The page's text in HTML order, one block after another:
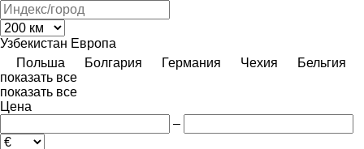
Узбекистан Европа
Польша
Болгария Германия Чехия
Бельгия
показать все
показать все
Цена
–